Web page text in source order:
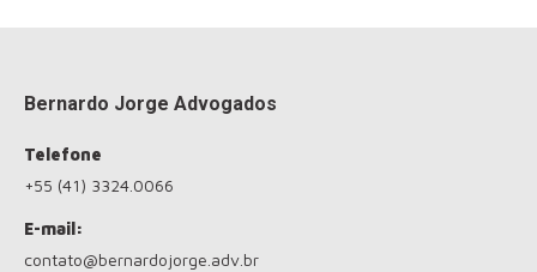
Bernardo Jorge Advogados
Telefone
+55 (41) 3324.0066
E-mail:
contato@bernardojorge.adv.br